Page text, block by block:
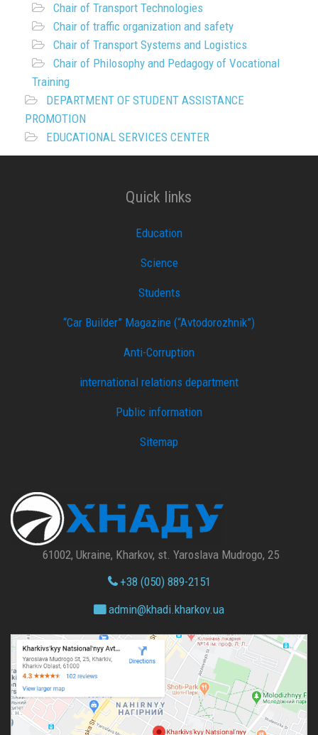
Chair of Transport Technologies
Chair of traffic organization and safety
Chair of Transport Systems and Logistics
Chair of Philosophy and Pedagogy of Vocational
Training
DEPARTMENT OF STUDENT ASSISTANCE
PROMOTION
EDUCATIONAL SERVICES CENTER
Quick links
Education
Science
Students
“Car Builder” Magazine (“Avtodorozhnik”)
Anti-Corruption
international relations department
Public information
Sitemap
61002, Ukraine, Kharkov, st. Yaroslava Mudrogo, 25
+38 (050) 889-2151
admin@khadi.kharkov.ua